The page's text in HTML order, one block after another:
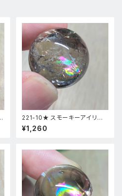
221-10★ スモーキーアイリス
台座付き スフィア 天然石インテ
リア風水置物
¥1,260